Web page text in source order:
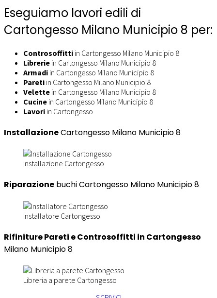
Eseguiamo lavori edili di
Cartongesso Milano Municipio 8 per:
Controsoffitti in Cartongesso Milano Municipio 8
Librerie in Cartongesso Milano Municipio 8
Armadi in Cartongesso Milano Municipio 8
Pareti in Cartongesso Milano Municipio 8
Velette in Cartongesso Milano Municipio 8
Cucine in Cartongesso Milano Municipio 8
Lavori in Cartongesso
InstallazioneCartongesso Milano Municipio 8
Installazione Cartongesso
Riparazione buchi Cartongesso Milano Municipio 8
Installatore Cartongesso
Rifiniture Pareti e Controsoffitti in Cartongesso
Milano Municipio 8
Libreria a parete Cartongesso